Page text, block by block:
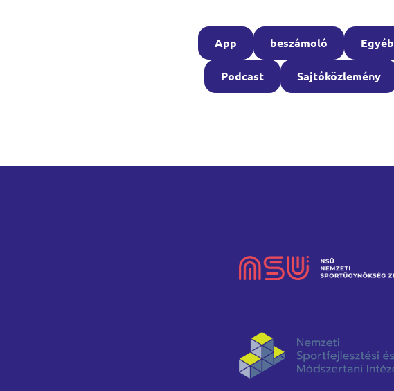
App beszámoló Egyéb
Podcast Sajtóközlemény